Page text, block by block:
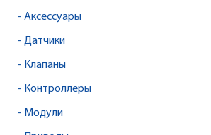
- Аксессуары
- Датчики
- Клапаны
- Контроллеры
- Модули